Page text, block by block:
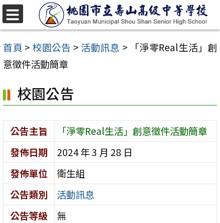
跳
至
主
要
容
區
首頁 > 校園公告 > 活動訊息 >
「淨零Real生活」創
意徵件活動簡章
校園公告
公告主旨
「淨零Real生活」創意徵件活動簡章
發佈日期
2024 年 3 月 28 日
發佈單位
衛生組
公告類別
活動訊息
公告等級
無
選
單